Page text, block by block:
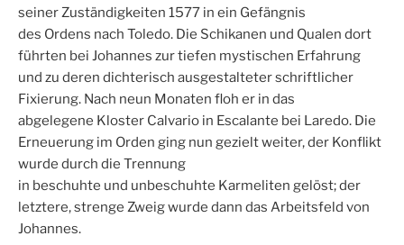
seiner Zuständigkeiten 1577 in ein Gefängnis
des Ordens nach Toledo. Die Schikanen und Qualen dort
führten bei Johannes zur tiefen mystischen Erfahrung
und zu deren dichterisch ausgestalteter schriftlicher
Fixierung. Nach neun Monaten floh er in das
abgelegene Kloster Calvario in Escalante bei Laredo. Die
Erneuerung im Orden ging nun gezielt weiter, der Konflikt
wurde durch die Trennung
in beschuhte und unbeschuhte Karmeliten gelöst; der
letztere, strenge Zweig wurde dann das Arbeitsfeld von
Johannes.